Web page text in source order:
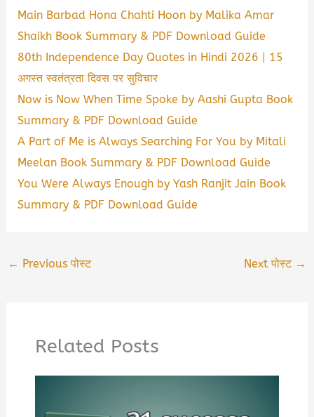
Main Barbad Hona Chahti Hoon by Malika Amar
Shaikh Book Summary & PDF Download Guide
80th Independence Day Quotes in Hindi 2026 | 15
अगस्त स्वतंत्रता दिवस पर सुविचार
Now is Now When Time Spoke by Aashi Gupta Book
Summary & PDF Download Guide
A Part of Me is Always Searching For You by Mitali
Meelan Book Summary & PDF Download Guide
You Were Always Enough by Yash Ranjit Jain Book
Summary & PDF Download Guide
← Previous पोस्ट Next पोस्ट →
Related Posts